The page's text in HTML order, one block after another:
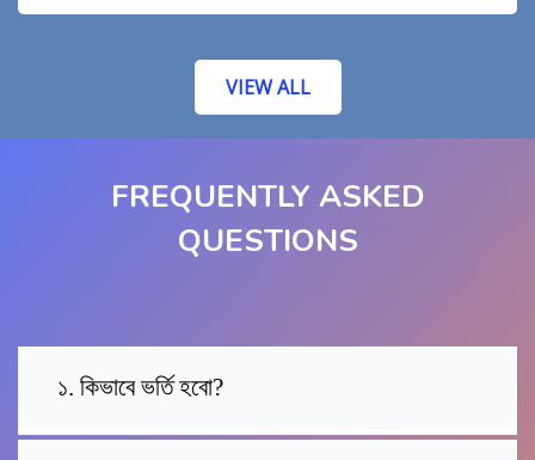
VIEW ALL
FREQUENTLY ASKED
QUESTIONS
১. কিভাবে ভর্তি হবো?